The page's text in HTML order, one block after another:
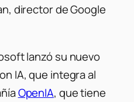
director de Google
lanzó su nuevo
IA, que integra al
OpenIA, que tiene